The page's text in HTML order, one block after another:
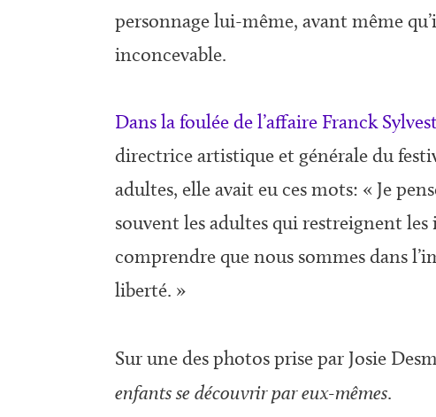
personnage lui-même, avant même
inconcevable.
Dans la foulée de l’affaire Franck
directrice artistique et générale du
adultes, elle avait eu ces mots: « Je
souvent les adultes qui restreignent
comprendre que nous sommes dans
liberté. »
Sur une des photos prise par Josie
enfants se découvrir par eux-mêmes.